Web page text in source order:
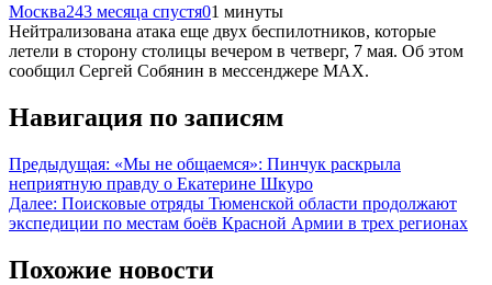
Москва243 месяца спустя01 минуты
Нейтрализована атака еще двух беспилотников, которые
летели в сторону столицы вечером в четверг, 7 мая. Об этом
сообщил Сергей Собянин в мессенджере MAX.
Навигация по записям
Предыдущая: «Мы не общаемся»: Пинчук раскрыла
неприятную правду о Екатерине Шкуро
Далее: Поисковые отряды Тюменской области продолжают
экспедиции по местам боёв Красной Армии в трех регионах
Похожие новости